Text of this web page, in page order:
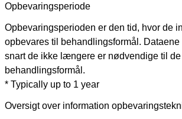
Opbevaringsperiode
Opbevaringsperioden er den tid, hvor de
opbevares til behandlingsformål. Dataene
snart de ikke længere er nødvendige til
behandlingsformål.
* Typically up to 1 year
Oversigt over information